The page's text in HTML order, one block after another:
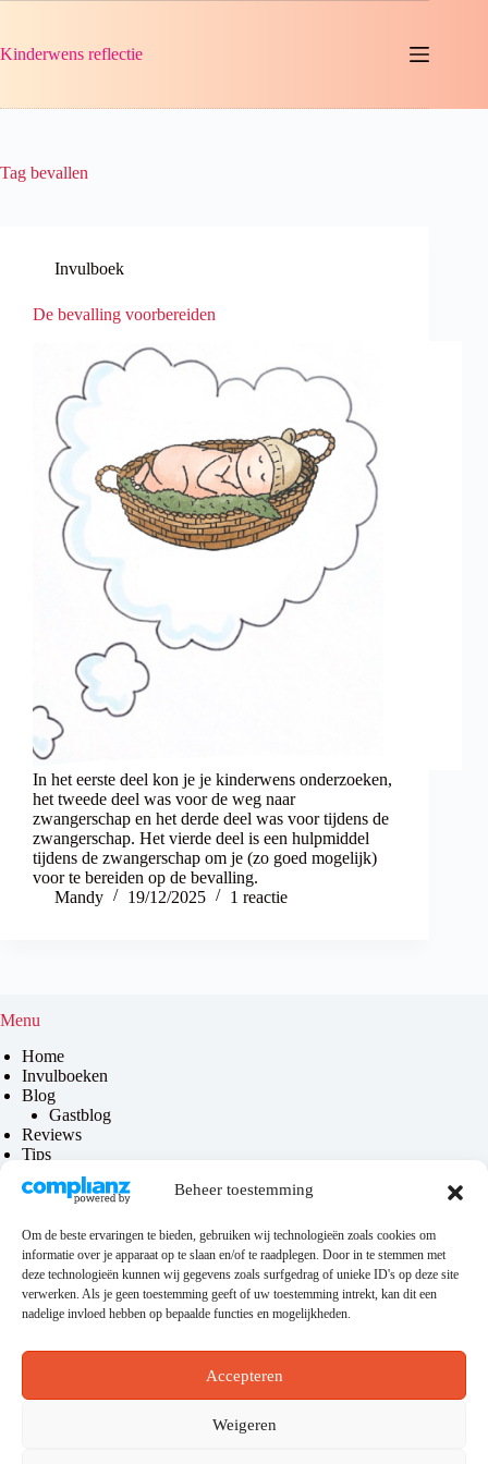
Beheer toestemming
Om de beste ervaringen te bieden, gebruiken wij technologieën zoals cookies om
informatie over je apparaat op te slaan en/of te raadplegen. Door in te stemmen met
deze technologieën kunnen wij gegevens zoals surfgedrag of unieke ID's op deze site
verwerken. Als je geen toestemming geeft of uw toestemming intrekt, kan dit een
nadelige invloed hebben op bepaalde functies en mogelijkheden.
Accepteren
Weigeren
de
Kinderwens reflectie
Tag bevallen
Invulboek
De bevalling voorbereiden
In het eerste deel kon je je kinderwens onderzoeken,
het tweede deel was voor de weg naar
zwangerschap en het derde deel was voor tijdens de
zwangerschap. Het vierde deel is een hulpmiddel
tijdens de zwangerschap om je (zo goed mogelijk)
voor te bereiden op de bevalling.
Mandy
19/12/2025 1 reactie
Menu
Home
Invulboeken
Blog
Gastblog
Reviews
Tips
Over mij
Privacy & disclaimer
Privacybeleid
Disclaimer